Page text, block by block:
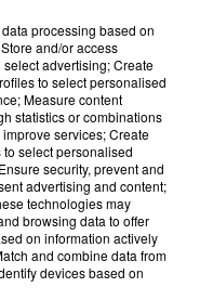
le ciel de
mort certaine
processing based on
and/or access
advertising; Create
to select personalised
Measure content
statistics or combinations
services; Create
select personalised
security, prevent and
advertising and content;
technologies may
browsing data to offer
on information actively
and combine data from
devices based on